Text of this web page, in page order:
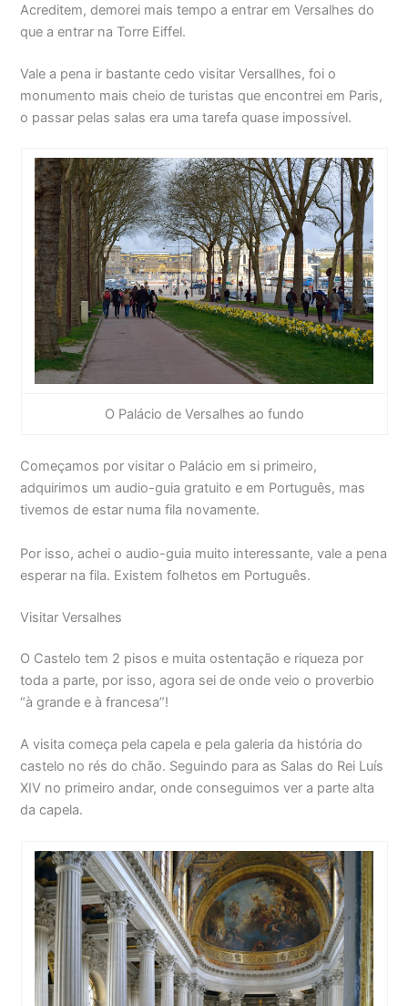
Acreditem, demorei mais tempo a entrar em Versalhes do
que a entrar na Torre Eiffel.
Vale a pena ir bastante cedo visitar Versallhes, foi o
monumento mais cheio de turistas que encontrei em Paris,
o passar pelas salas era uma tarefa quase impossível.
O Palácio de Versalhes ao fundo
Começamos por visitar o Palácio em si primeiro,
adquirimos um audio-guia gratuito e em Português, mas
tivemos de estar numa fila novamente.
Por isso, achei o audio-guia muito interessante, vale a pena
esperar na fila. Existem folhetos em Português.
Visitar Versalhes
O Castelo tem 2 pisos e muita ostentação e riqueza por
toda a parte, por isso, agora sei de onde veio o proverbio
“à grande e à francesa”!
A visita começa pela capela e pela galeria da história do
castelo no rés do chão. Seguindo para as Salas do Rei Luís
XIV no primeiro andar, onde conseguimos ver a parte alta
da capela.